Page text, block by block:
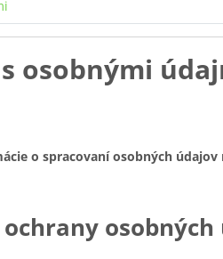
osobnými
o spracovaní osobných